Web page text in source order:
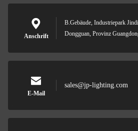
Anschrift
B.Gebäude, Industriepark
Dongguan, Provinz
E-Mail
sales@jp-lighting.com